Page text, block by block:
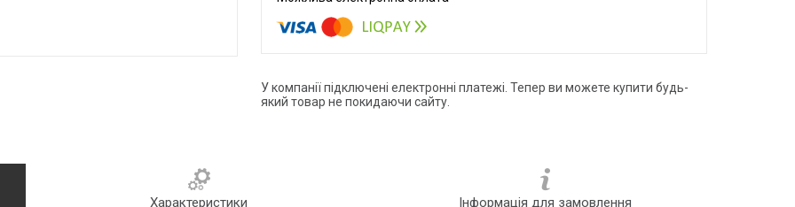
У компанії підключені електронні платежі. Тепер ви можете купити будь-
який товар не покидаючи сайту.
Характеристики Інформація для замовлення